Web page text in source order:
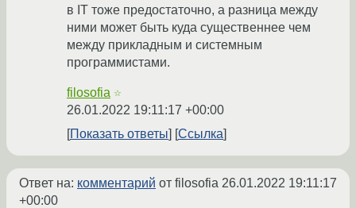
в IT тоже предостаточно, а разница между
ними может быть куда существеннее чем
между прикладным и системным
программистами.
filosofia ☆
26.01.2022 19:11:17 +00:00
Показать ответы
Ссылка
Ответ на: комментарий от filosofia 26.01.2022 19:11:17
+00:00